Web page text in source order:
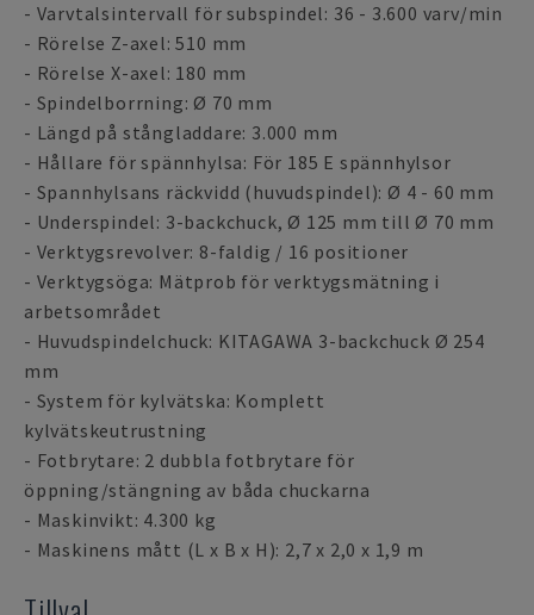
- Varvtalsintervall för subspindel: 36 - 3.600 varv/min
- Rörelse Z-axel: 510 mm
- Rörelse X-axel: 180 mm
- Spindelborrning: Ø 70 mm
- Längd på stångladdare: 3.000 mm
- Hållare för spännhylsa: För 185 E spännhylsor
- Spannhylsans räckvidd (huvudspindel): Ø 4 - 60 mm
- Underspindel: 3-backchuck, Ø 125 mm till Ø 70 mm
- Verktygsrevolver: 8-faldig / 16 positioner
- Verktygsöga: Mätprob för verktygsmätning i
arbetsområdet
- Huvudspindelchuck: KITAGAWA 3-backchuck Ø 254
mm
- System för kylvätska: Komplett
kylvätskeutrustning
- Fotbrytare: 2 dubbla fotbrytare för
öppning/stängning av båda chuckarna
- Maskinvikt: 4.300 kg
- Maskinens mått (L x B x H): 2,7 x 2,0 x 1,9 m